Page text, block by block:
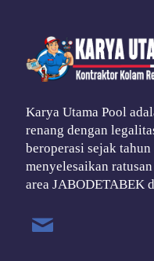
Karya Utama Pool
renang dengan
beroperasi sejak
menyelesaikan
area JABODETABEK